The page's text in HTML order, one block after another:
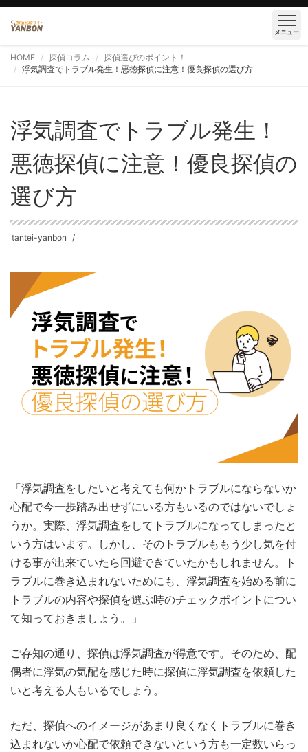
メニュー
HOME 探偵コラム
探偵選びのポイント！
浮気調査でトラブル発生！悪徳探偵に注意！優良探偵の選び方
浮気調査でトラブル発生！
悪徳探偵に注意！優良探偵の
選び方
tantei-yanbon
「浮気調査をしたいと考えても何かトラブルにならないか
心配で今一歩踏み出せずにいる方もいるのではないでしょ
うか。実際、浮気調査をしてトラブルになってしまったと
いう方はいます。しかし、そのトラブルももう少し気を付
ける事が出来ていたら回避できていたかもしれません。ト
ラブルに巻き込まれないためにも、浮気調査を始める前に
トラブルの内容や探偵を選ぶ時のチェックポイントについ
て知っておきましょう。」
ご存知の通り、探偵は浮気調査が得意です。そのため、配
偶者に浮気の気配を感じた時に探偵に浮気調査を依頼した
いと考える人もいるでしょう。
ただ、探偵へのイメージがあまり良くなくトラブルに巻き
込まれないか心配で依頼できないという方も一定数いらっ